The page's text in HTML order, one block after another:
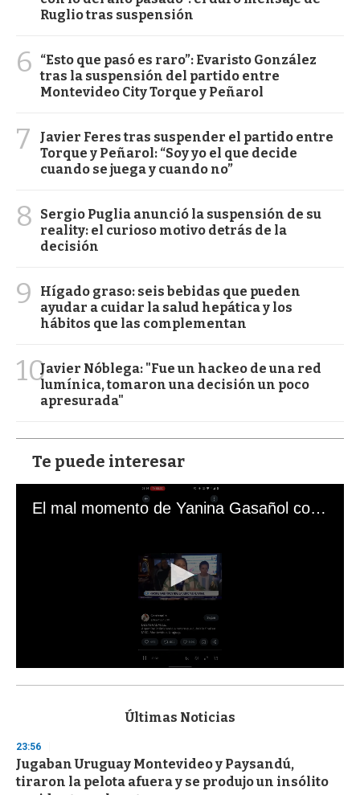
Ruglio tras suspensión
6
“Esto que pasó es raro”: Evaristo González
tras la suspensión del partido entre
Montevideo City Torque y Peñarol
7
Javier Feres tras suspender el partido entre
Torque y Peñarol: “Soy yo el que decide
cuando se juega y cuando no”
8
Sergio Puglia anunció la suspensión de su
reality: el curioso motivo detrás de la
decisión
9
Hígado graso: seis bebidas que pueden
ayudar a cuidar la salud hepática y los
hábitos que las complementan
10Javier Nóblega: "Fue un hackeo de una red
lumínica, tomaron una decisión un poco
apresurada"
Te puede interesar
El mal momento de Yanina Gasañol con un hincha argentino en "Subrayado"
s
d
s
o
f
Últimas Noticias
23:56
Jugaban Uruguay Montevideo y Paysandú,
tiraron la pelota afuera y se produjo un insólito